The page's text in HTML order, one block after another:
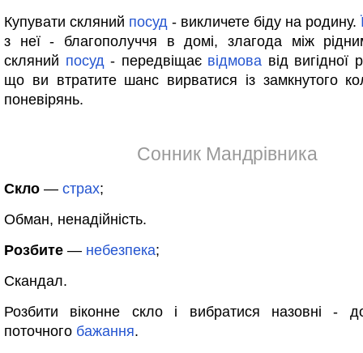
Купувати скляний посуд - викличете біду на родину.
з неї - благополуччя в домі, злагода між
скляний посуд- передвіщає відмова від вигідної
що ви втратите шанс вирватися із замкнутого
поневірянь.
Сонник Мандрівника
Скло — страх;
Обман, ненадійність.
Розбите — небезпека;
Скандал.
Розбити віконне скло і вибратися назовні -
поточного бажання.